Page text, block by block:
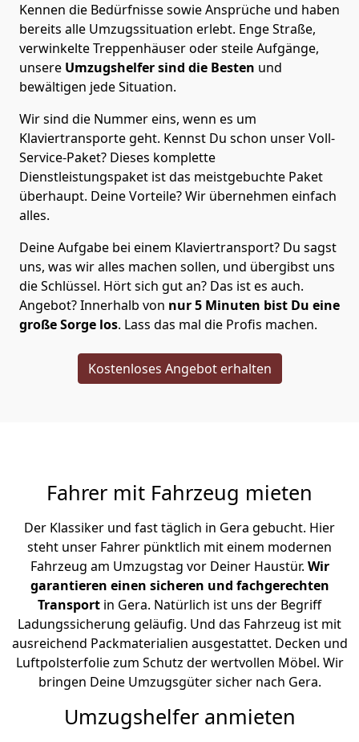
Kennen die Bedürfnisse sowie Ansprüche und haben
bereits alle Umzugssituation erlebt. Enge Straße,
verwinkelte Treppenhäuser oder steile Aufgänge,
unsere Umzugshelfer sind die Besten und
bewältigen jede Situation.
Wir sind die Nummer eins, wenn es um
Klaviertransporte geht. Kennst Du schon unser Voll-
Service-Paket? Dieses komplette
Dienstleistungspaket ist das meistgebuchte Paket
überhaupt. Deine Vorteile? Wir übernehmen einfach
alles.
Deine Aufgabe bei einem Klaviertransport? Du sagst
uns, was wir alles machen sollen, und übergibst uns
die Schlüssel. Hört sich gut an? Das ist es auch.
Angebot? Innerhalb von nur 5 Minuten bist Du eine
große Sorge los. Lass das mal die Profis machen.
Kostenloses Angebot erhalten
Fahrer mit Fahrzeug mieten
Der Klassiker und fast täglich in Gera gebucht. Hier
steht unser Fahrer pünktlich mit einem modernen
Fahrzeug am Umzugstag vor Deiner Haustür. Wir
garantieren einen sicheren und fachgerechten
Transport in Gera. Natürlich ist uns der Begriff
Ladungssicherung geläufig. Und das Fahrzeug ist mit
ausreichend Packmaterialien ausgestattet. Decken und
Luftpolsterfolie zum Schutz der wertvollen Möbel. Wir
bringen Deine Umzugsgüter sicher nach Gera.
Umzugshelfer anmieten